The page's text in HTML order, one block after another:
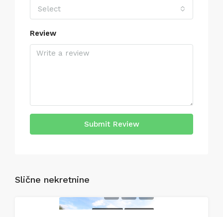
Select
Review
Submit Review
Slične nekretnine